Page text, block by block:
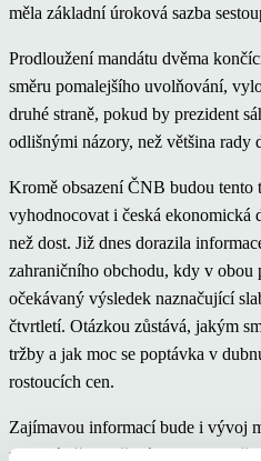
měla základní úroková sazba
Prodloužení mandátu dvěma
směru pomalejšího uvolňování,
druhé straně, pokud by prezident
odlišnými názory, než většina rady
Kromě obsazení ČNB budou tento
vyhodnocovat i česká ekonomická
než dost. Již dnes dorazila
zahraničního obchodu, kdy v obou
očekávaný výsledek naznačující
čtvrtletí. Otázkou zůstává, jakým
tržby a jak moc se poptávka v
rostoucích cen.
Zajímavou informací bude i vývoj
nominálně lze očekávat velmi